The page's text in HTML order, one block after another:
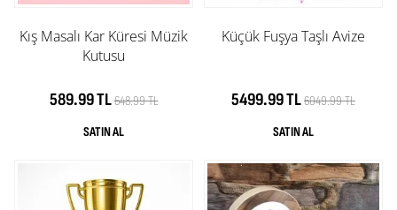
Kış Masalı Kar Küresi Müzik
Kutusu
589.99 TL648.99 TL
Küçük Fuşya Taşlı Avize
5499.99 TL6049.99 TL